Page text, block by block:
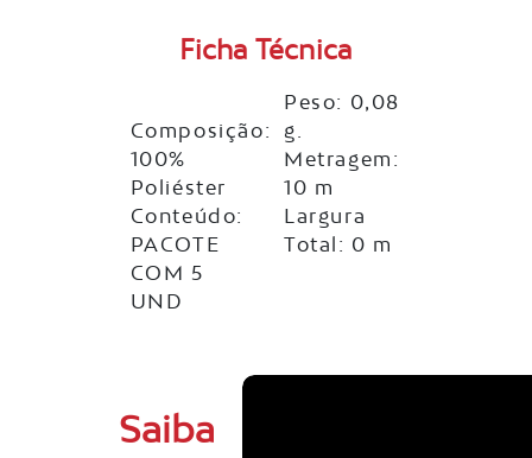
Ficha Técnica
Composição:
100%
Poliéster
Conteúdo:
PACOTE
COM 5
UND
Peso: 0,08
g.
Metragem:
10 m
Largura
Total: 0 m
Saiba